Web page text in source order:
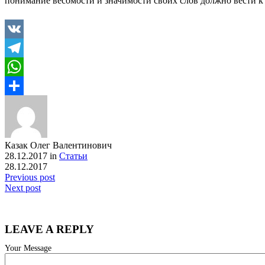
VK
Telegram
WhatsApp
Казак Олег Валентинович
28.12.2017 in Статьи
28.12.2017
Previous post
Next post
LEAVE A REPLY
Your Message